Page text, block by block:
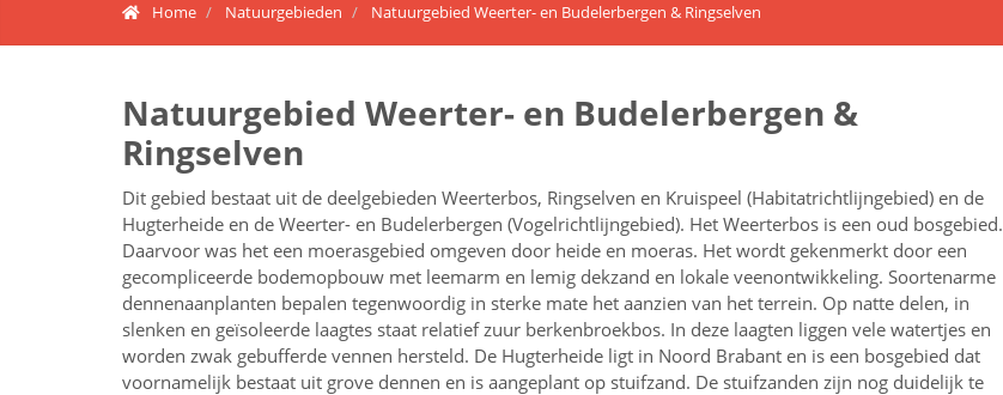
Home Natuurgebieden Natuurgebied Weerter- en Budelerbergen & Ringselven
Natuurgebied Weerter- en Budelerbergen &
Ringselven
Dit gebied bestaat uit de deelgebieden Weerterbos, Ringselven en Kruispeel (Habitatrichtlijngebied) en de
Hugterheide en de Weerter- en Budelerbergen (Vogelrichtlijngebied). Het Weerterbos is een oud bosgebied.
Daarvoor was het een moerasgebied omgeven door heide en moeras. Het wordt gekenmerkt door een
gecompliceerde bodemopbouw met leemarm en lemig dekzand en lokale veenontwikkeling. Soortenarme
dennenaanplanten bepalen tegenwoordig in sterke mate het aanzien van het terrein. Op natte delen, in
slenken en geïsoleerde laagtes staat relatief zuur berkenbroekbos. In deze laagten liggen vele watertjes en
worden zwak gebufferde vennen hersteld. De Hugterheide ligt in Noord Brabant en is een bosgebied dat
voornamelijk bestaat uit grove dennen en is aangeplant op stuifzand. De stuifzanden zijn nog duidelijk te